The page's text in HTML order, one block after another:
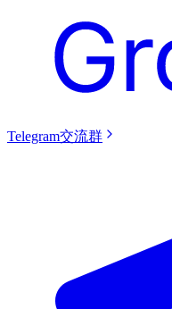
Telegram交流群